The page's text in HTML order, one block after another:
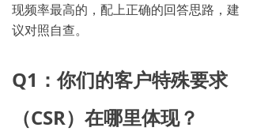
现频率最高的，配上正确的回答思路，建
议对照自查。
Q1：你们的客户特殊要求
（CSR）在哪里体现？